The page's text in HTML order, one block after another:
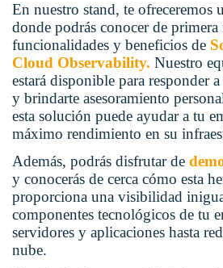
En nuestro stand, te ofreceremos
donde podrás conocer de primera
funcionalidades y beneficios de
Cloud Observability. Nuestro
estará disponible para responder
y brindarte asesoramiento
esta solución puede ayudar a tu
máximo rendimiento en su
Además, podrás disfrutar de
y conocerás de cerca cómo esta
proporciona una visibilidad
componentes tecnológicos de tu
servidores y aplicaciones hasta
nube.